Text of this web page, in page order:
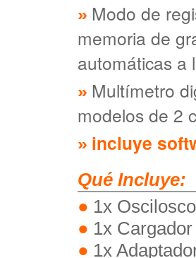
Modo de
memoria de
automáticas a
Multímetro
modelos de 2
incluye
Qué Incluye:
1x
1x
1x